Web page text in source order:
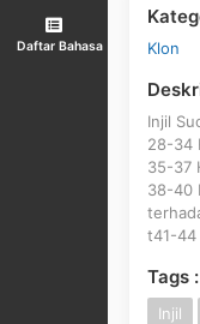
Daftar Bahasa Klon
Injil
28-34
35-37
38-40
t41-44
Tags :
Injil